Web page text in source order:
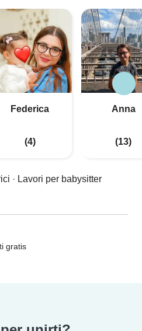
Federica
(4)
Anna
(13)
· Lavori per babysitter
gratis